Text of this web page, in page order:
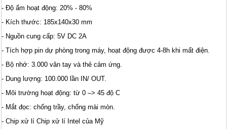
- Độ ẩm hoạt động: 20% - 80%
- Kích thước: 185x140x30 mm
- Nguồn cung cấp: 5V DC 2A
- Tích hợp pin dự phòng trong máy, hoạt động được 4-8h khi mất điện.
- Bộ nhớ: 3.000 vân tay và thẻ cảm ứng.
- Dung lượng: 100.000 lần IN/ OUT.
- Môi trường hoạt động: từ 0 –> 45 độ C
- Mắt đọc: chống trầy, chống mài mòn.
- Chip xử lí Chip xử lí Intel của Mỹ